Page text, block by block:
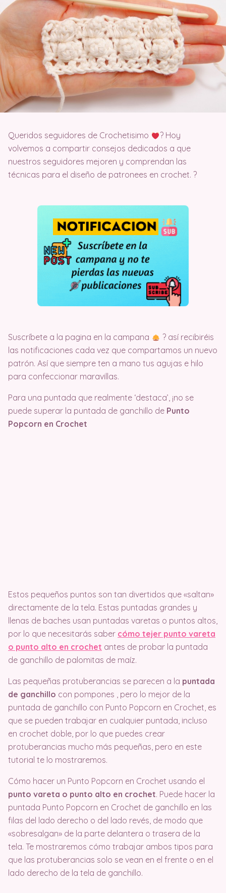
Queridos seguidores de Crochetisimo
? Hoy
volvemos a compartir consejos dedicados a que
nuestros seguidores mejoren y comprendan las
técnicas para el diseño de patronees en crochet. ?
Suscríbete a la pagina en la campana
?️ así recibiréis
las notificaciones cada vez que compartamos un nuevo
patrón. Así que siempre ten a mano tus agujas e hilo
para confeccionar maravillas.
Para una puntada que realmente ‘destaca’, ¡no se
puede superar la puntada de ganchillo de Punto
Popcorn en Crochet
Estos pequeños puntos son tan divertidos que «saltan»
directamente de la tela. Estas puntadas grandes y
llenas de baches usan puntadas varetas o puntos altos,
por lo que necesitarás saber cómo tejer punto vareta
o punto alto en crochet antes de probar la puntada
de ganchillo de palomitas de maíz.
Las pequeñas protuberancias se parecen a la puntada
de ganchillo con pompones , pero lo mejor de la
puntada de ganchillo con Punto Popcorn en Crochet, es
que se pueden trabajar en cualquier puntada, incluso
en crochet doble, por lo que puedes crear
protuberancias mucho más pequeñas, pero en este
tutorial te lo mostraremos.
Cómo hacer un Punto Popcorn en Crochet usando el
punto vareta o punto alto en crochet. Puede hacer la
puntada Punto Popcorn en Crochet de ganchillo en las
filas del lado derecho o del lado revés, de modo que
«sobresalgan» de la parte delantera o trasera de la
tela. Te mostraremos cómo trabajar ambos tipos para
que las protuberancias solo se vean en el frente o en el
lado derecho de la tela de ganchillo.